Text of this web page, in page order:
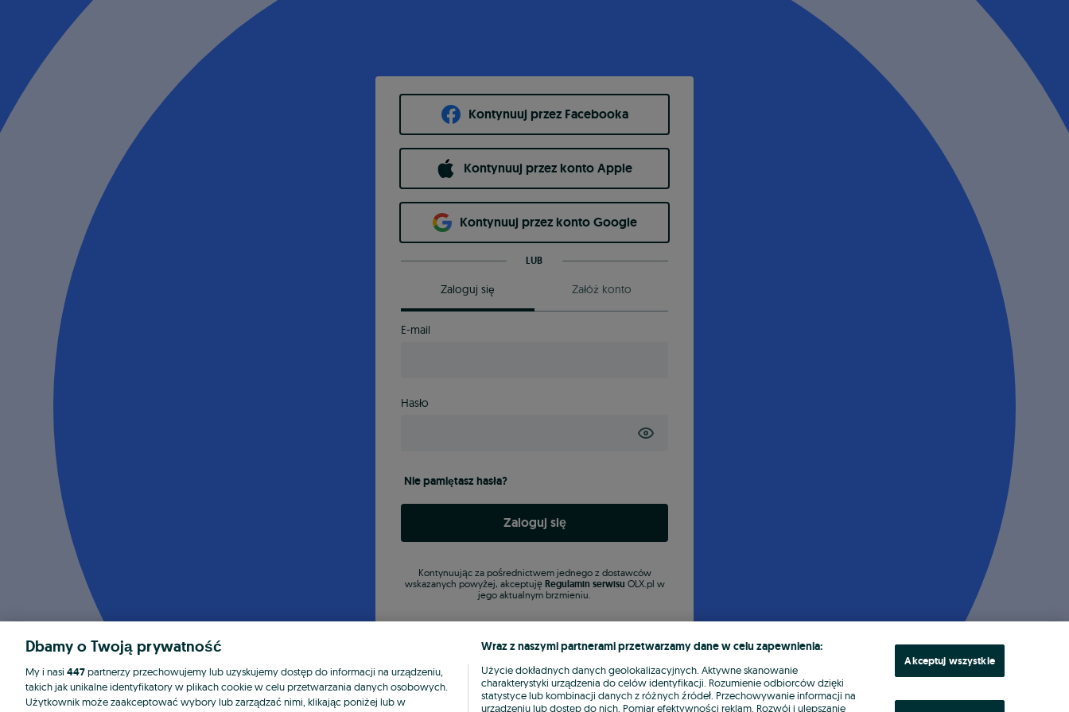
Kontynuuj przez Facebooka
Kontynuuj przez konto Apple
Kontynuuj przez konto Google
LUB
Zaloguj się Załóż konto
E-mail
Hasło
Nie pamiętasz hasła?
Zaloguj się
Kontynuując za pośrednictwem jednego z dostawców
wskazanych powyżej, akceptuję Regulamin serwisu OLX.pl w
jego aktualnym brzmieniu.
Dbamy o Twoją prywatność
My i nasi 447partnerzy przechowujemy lub uzyskujemy dostęp do informacji na urządzeniu,
takich jak unikalne identyfikatory w plikach cookie w celu przetwarzania danych osobowych.
Użytkownik może zaakceptować wybory lub zarządzać nimi, klikając poniżej lub w
Wraz z naszymi partnerami przetwarzamy dane w celu zapewnienia:
Użycie dokładnych danych geolokalizacyjnych. Aktywne skanowanie
charakterystyki urządzenia do celów identyfikacji. Rozumienie odbiorców dzięki
statystyce lub kombinacji danych z różnych źródeł. Przechowywanie informacji na
urządzeniu lub dostęp do nich. Pomiar efektywności reklam. Rozwój i ulepszanie
Akceptuj wszystkie